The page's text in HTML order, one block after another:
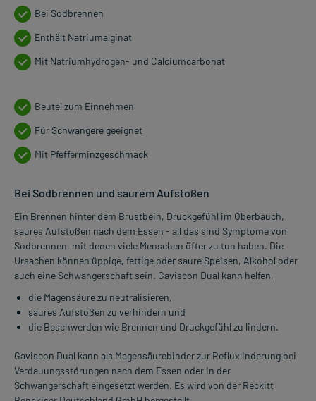
Bei Sodbrennen
Enthält Natriumalginat
Mit Natriumhydrogen- und Calciumcarbonat
Beutel zum Einnehmen
Für Schwangere geeignet
Mit Pfefferminzgeschmack
Bei Sodbrennen und saurem Aufstoßen
Ein Brennen hinter dem Brustbein, Druckgefühl im Oberbauch,
saures Aufstoßen nach dem Essen - all das sind Symptome von
Sodbrennen, mit denen viele Menschen öfter zu tun haben. Die
Ursachen können üppige, fettige oder saure Speisen, Alkohol oder
auch eine Schwangerschaft sein. Gaviscon Dual kann helfen,
die Magensäure zu neutralisieren,
saures Aufstoßen zu verhindern und
die Beschwerden wie Brennen und Druckgefühl zu lindern.
Gaviscon Dual kann als Magensäurebinder zur Refluxlinderung bei
Verdauungsstörungen nach dem Essen oder in der
Schwangerschaft eingesetzt werden. Es wird von der Reckitt